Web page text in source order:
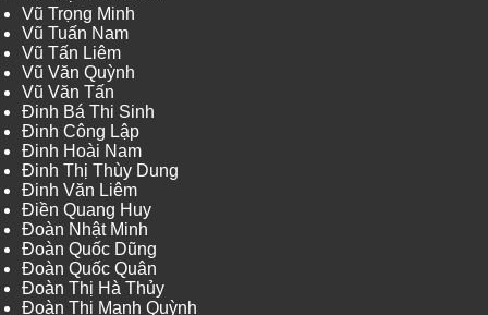
Vũ Trọng Minh
Vũ Tuấn Nam
Vũ Tấn Liêm
Vũ Văn Quỳnh
Vũ Văn Tấn
Đinh Bá Thi Sinh
Đinh Công Lập
Đinh Hoài Nam
Đinh Thị Thùy Dung
Đinh Văn Liêm
Điền Quang Huy
Đoàn Nhật Minh
Đoàn Quốc Dũng
Đoàn Quốc Quân
Đoàn Thị Hà Thủy
Đoàn Thị Mạnh Quỳnh